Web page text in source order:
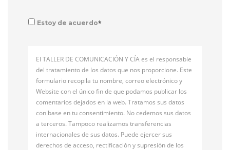
Estoy de acuerdo*
El TALLER DE COMUNICACIÓN Y CÍA es el responsable
del tratamiento de los datos que nos proporcione. Este
formulario recopila tu nombre, correo electrónico y
Website con el único fin de que podamos publicar los
comentarios dejados en la web. Tratamos sus datos
con base en tu consentimiento. No cedemos sus datos
a terceros. Tampoco realizamos transferencias
internacionales de sus datos. Puede ejercer sus
derechos de acceso, rectificación y supresión de los